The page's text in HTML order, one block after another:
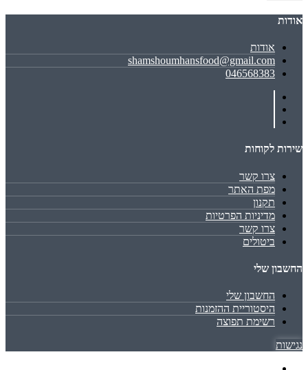
אודות
אודות
shamshoumhansfood@gmail.com
046568383
שירות לקוחות
צרו קשר
מפת האתר
תקנון
מדיניות הפרטיות
צרו קשר
ביטולים
החשבון שלי
החשבון שלי
היסטוריית ההזמנות
רשימת תפוצה
נגישות